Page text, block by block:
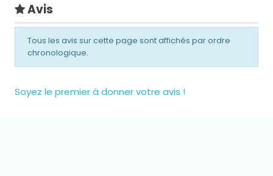
Avis
Tous les avis sur cette page sont affichés par ordre
chronologique.
Soyez le premier à donner votre avis !